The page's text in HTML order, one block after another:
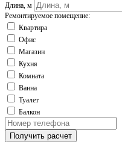
Длина, м
Ремонтируемое помещение:
Квартира
Офис
Магазин
Кухня
Комната
Ванна
Туалет
Балкон
Получить расчет